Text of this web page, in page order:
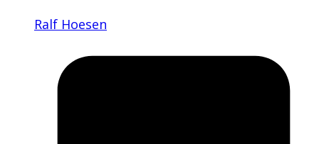
Ralf Hoesen